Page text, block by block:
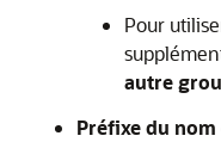
Pour
autre
Préfixe du